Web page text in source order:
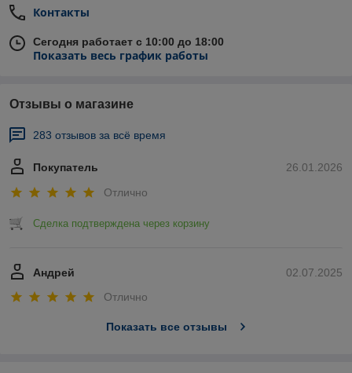
Контакты
Сегодня работает с 10:00 до 18:00
Показать весь график работы
Отзывы о магазине
283 отзывов за всё время
26.01.2026
Покупатель
Отлично
Сделка подтверждена через корзину
02.07.2025
Андрей
Отлично
Показать все отзывы